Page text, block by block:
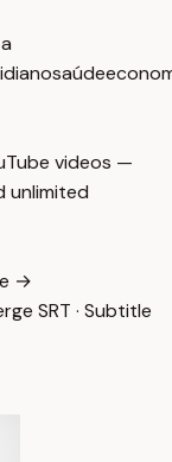
saúde
videos —
unlimited
→
SRT · Subtitle